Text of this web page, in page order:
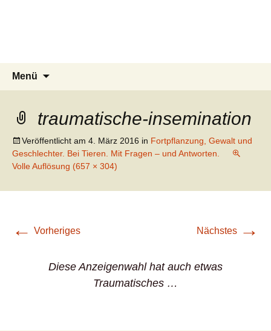
Menü
traumatische-insemination
Veröffentlicht am 4. März 2016 in Fortpflanzung, Gewalt und
Geschlechter. Bei Tieren. Mit Fragen – und Antworten.
Volle Auflösung (657 × 304)
← Vorheriges Nächstes →
Diese Anzeigenwahl hat auch etwas
Traumatisches …